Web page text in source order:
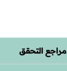
مراجع التحقق